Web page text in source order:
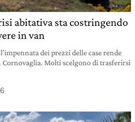
abitativa sta costringendo
in van
dei prezzi delle case rende
Molti scelgono di trasferirsi